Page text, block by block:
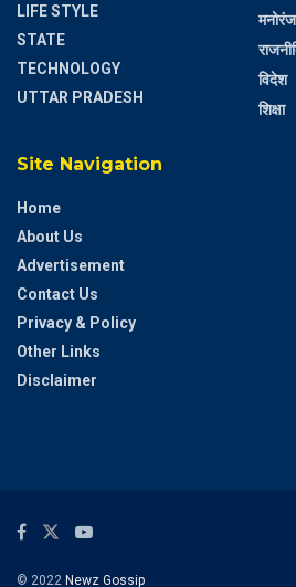
LIFE STYLE
STATE
TECHNOLOGY
UTTAR PRADESH
विदेश
शिक्षा
Site Navigation
Home
About Us
Advertisement
Contact Us
Privacy & Policy
Other Links
Disclaimer
© 2022 Newz Gossip